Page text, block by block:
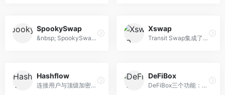
SpookySwap
&nbsp; SpookySwap 是 Fantom...
Xswap
Transit Swap集成了绝大多数...
Hashflow
连接用户与顶级加密链上做市...
DeFiBox
DeFiBox三个功能：可视化收益...